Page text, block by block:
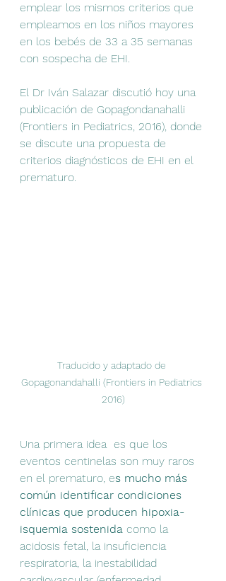
emplear los mismos criterios que
empleamos en los niños mayores
en los bebés de 33 a 35 semanas
con sospecha de EHI.
El Dr Iván Salazar discutió hoy una
publicación de Gopagondanahalli
(Frontiers in Pediatrics, 2016), donde
se discute una propuesta de
criterios diagnósticos de EHI en el
prematuro.
Traducido y adaptado de
Gopagonandahalli (Frontiers in Pediatrics
2016)
Una primera idea  es que los
eventos centinelas son muy raros
en el prematuro, es mucho más
común identificar condiciones
clínicas que producen hipoxia-
isquemia sostenida como la
acidosis fetal, la insuficiencia
respiratoria, la inestabilidad